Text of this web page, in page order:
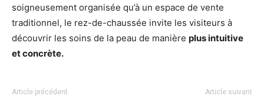
soigneusement organisée qu’à un espace de vente
traditionnel, le rez-de-chaussée invite les visiteurs à
découvrir les soins de la peau de manière plus intuitive
et concrète.
Article précédent Article suivant